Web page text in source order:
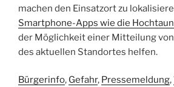
machen den Einsatzort zu
Smartphone-Apps wie die
der Möglichkeit einer Mitteilung
des aktuellen Standortes helfen.
Bürgerinfo, Gefahr, Pressemeldung,